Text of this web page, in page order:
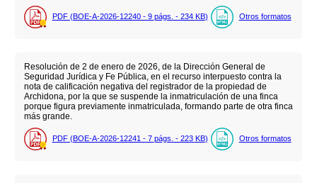
PDF (BOE-A-2026-12240 - 9 págs. - 234 KB) Otros formatos
Resolución de 2 de enero de 2026, de la Dirección General de
Seguridad Jurídica y Fe Pública, en el recurso interpuesto contra la
nota de calificación negativa del registrador de la propiedad de
Archidona, por la que se suspende la inmatriculación de una finca
porque figura previamente inmatriculada, formando parte de otra finca
más grande.
PDF (BOE-A-2026-12241 - 7 págs. - 223 KB) Otros formatos